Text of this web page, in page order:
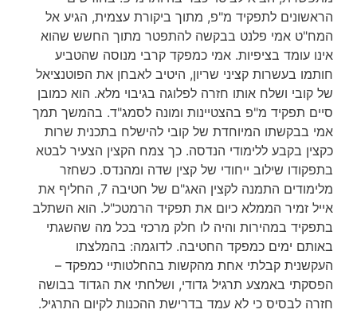
הראשונים לתפקיד מ"פ, מתוך ביקורת עצמית, הגיע אל
המח"ט אמי פלנט בבקשה להתפטר מתוך החשש שהוא
אינו עומד בציפיות. אמי כמפקד קרבי מנוסה שהטביע
חותמו בעשרות קציני שריון, היטיב לאבחן את הפוטנציאל
של קובי ושלח אותו חזרה לפלוגה בגיבוי מלא. הוא כמובן
סיים תפקיד מ"פ בהצטיינות ומונה לסמג"ד. בהמשך תמך
אמי בבקשתו המיוחדת של קובי להישלח בתכנית שרות
כקצין בקבע ללימודי הנדסה. כך צמח הקצין הצעיר לבטא
בתפקודו שילוב ייחודי של קצין שדה ומהנדס. כשחזר
מלימודים התמנה לקצין האג"ם של חטיבה 7, החליף את
אייל זמיר הממלא כיום את תפקיד הרמטכ"ל. הוא השתלב
בתפקיד במהירות והיה לו חלק מרכזי בכל מה שהשגתי
באותם ימים כמפקד החטיבה. לדוגמה: בהמלצתו
העקשנית קבלתי אחת מהקשות בהחלטותיי כמפקד –
הפסקתי באמצע תרגיל גדודי, ושלחתי את הגדוד בבושה
חזרה לבסיס כי לא עמד בדרישת ההכנות לקיום התרגיל.